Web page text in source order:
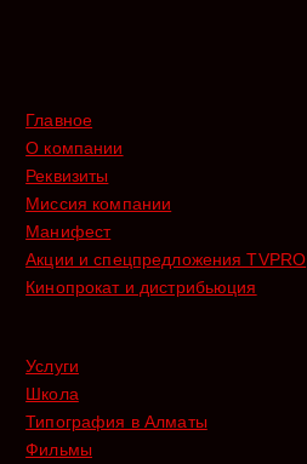
Главное
О компании
Реквизиты
Миссия компании
Манифест
Акции и спецпредложения TVPRO
Кинопрокат и дистрибьюция
Услуги
Школа
Типография в Алматы
Фильмы